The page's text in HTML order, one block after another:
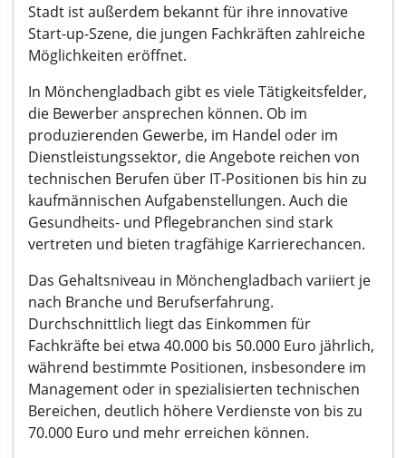
Stadt ist außerdem bekannt für ihre innovative
Start-up-Szene, die jungen Fachkräften zahlreiche
Möglichkeiten eröffnet.
In Mönchengladbach gibt es viele Tätigkeitsfelder,
die Bewerber ansprechen können. Ob im
produzierenden Gewerbe, im Handel oder im
Dienstleistungssektor, die Angebote reichen von
technischen Berufen über IT-Positionen bis hin zu
kaufmännischen Aufgabenstellungen. Auch die
Gesundheits- und Pflegebranchen sind stark
vertreten und bieten tragfähige Karrierechancen.
Das Gehaltsniveau in Mönchengladbach variiert je
nach Branche und Berufserfahrung.
Durchschnittlich liegt das Einkommen für
Fachkräfte bei etwa 40.000 bis 50.000 Euro jährlich,
während bestimmte Positionen, insbesondere im
Management oder in spezialisierten technischen
Bereichen, deutlich höhere Verdienste von bis zu
70.000 Euro und mehr erreichen können.